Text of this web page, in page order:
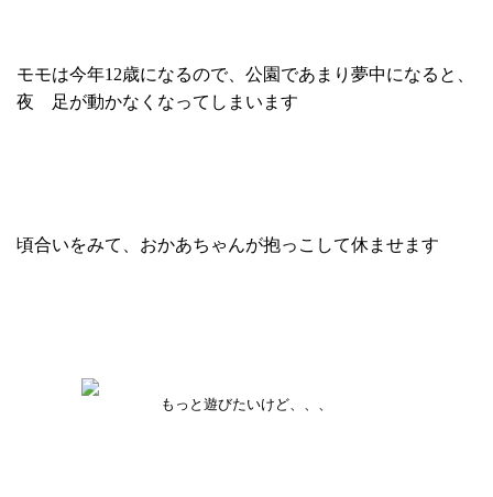
モモは今年12歳になるので、公園であまり夢中になると、
夜 足が動かなくなってしまいます
頃合いをみて、おかあちゃんが抱っこして休ませます
もっと遊びたいけど、、、